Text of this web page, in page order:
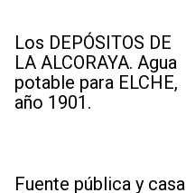
Los DEPÓSITOS DE
LA ALCORAYA. Agua
potable para ELCHE,
año 1901.
Fuente pública y casa